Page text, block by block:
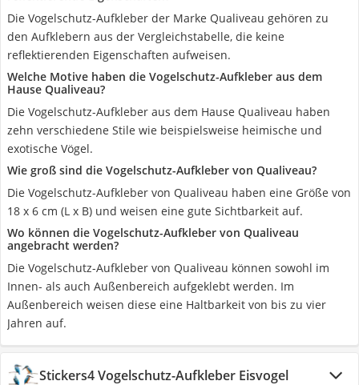
Die Vogelschutz-Aufkleber der Marke Qualiveau gehören zu
den Aufklebern aus der Vergleichstabelle, die keine
reflektierenden Eigenschaften aufweisen.
Welche Motive haben die Vogelschutz-Aufkleber aus dem
Hause Qualiveau?
Die Vogelschutz-Aufkleber aus dem Hause Qualiveau haben
zehn verschiedene Stile wie beispielsweise heimische und
exotische Vögel.
Wie groß sind die Vogelschutz-Aufkleber von Qualiveau?
Die Vogelschutz-Aufkleber von Qualiveau haben eine Größe von
18 x 6 cm (L x B) und weisen eine gute Sichtbarkeit auf.
Wo können die Vogelschutz-Aufkleber von Qualiveau
angebracht werden?
Die Vogelschutz-Aufkleber von Qualiveau können sowohl im
Innen- als auch Außenbereich aufgeklebt werden. Im
Außenbereich weisen diese eine Haltbarkeit von bis zu vier
Jahren auf.
Stickers4 Vogelschutz-Aufkleber Eisvogel